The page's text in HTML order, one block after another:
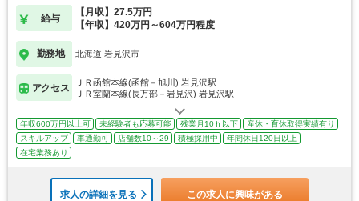
給与
【月収】27.5万円
【年収】420万円～604万円程度
勤務地 北海道 岩見沢市
アクセス
ＪＲ函館本線(函館－旭川) 岩見沢駅
ＪＲ室蘭本線(長万部－岩見沢) 岩見沢駅
年収600万円以上可 未経験者も応募可能 残業月10ｈ以下
産休・育休取得実績有り
スキルアップ
車通勤可 店舗数10～29 積極採用中
年間休日120日以上
在宅業務あり
求人の詳細を見る この求人に興味がある